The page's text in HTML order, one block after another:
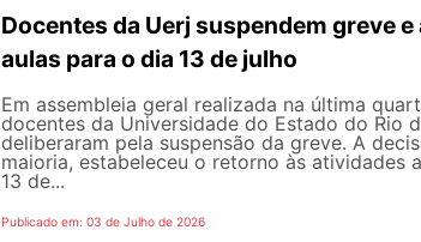
Docentes da Uerj suspendem greve
aulas para o dia 13 de julho
Em assembleia geral realizada na última
docentes da Universidade do Estado do Rio
deliberaram pela suspensão da greve. A
maioria, estabeleceu o retorno às atividades
13 de...
Publicado em: 03 de Julho de 2026